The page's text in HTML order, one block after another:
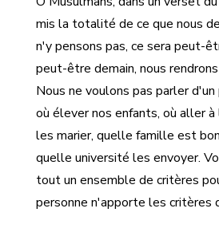
mis la totalité de ce que nous
n'y pensons pas, ce sera peut-
peut-être demain, nous
Nous ne voulons pas parler d'un
où élever nos enfants, où aller à
les marier, quelle famille est
quelle université les envoyer.
tout un ensemble de critères
personne n'apporte les critères